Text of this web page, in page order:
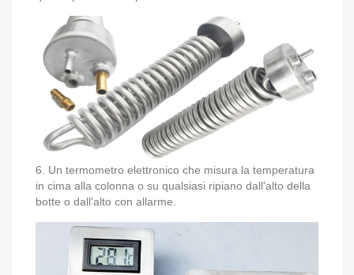
6. Un termometro elettronico che misura la temperatura
in cima alla colonna o su qualsiasi ripiano dall'alto della
botte o dall'alto con allarme.